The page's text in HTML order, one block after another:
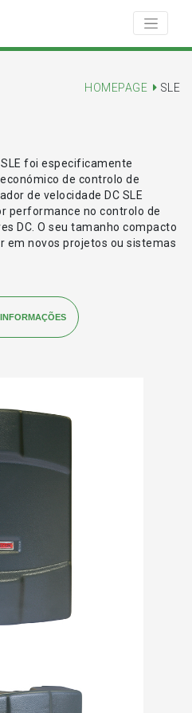
HOMEPAGE SLE
foi especificamente
de controlo de
de velocidade DC SLE
performance no controlo de
DC. O seu tamanho compacto
em novos projetos ou sistemas